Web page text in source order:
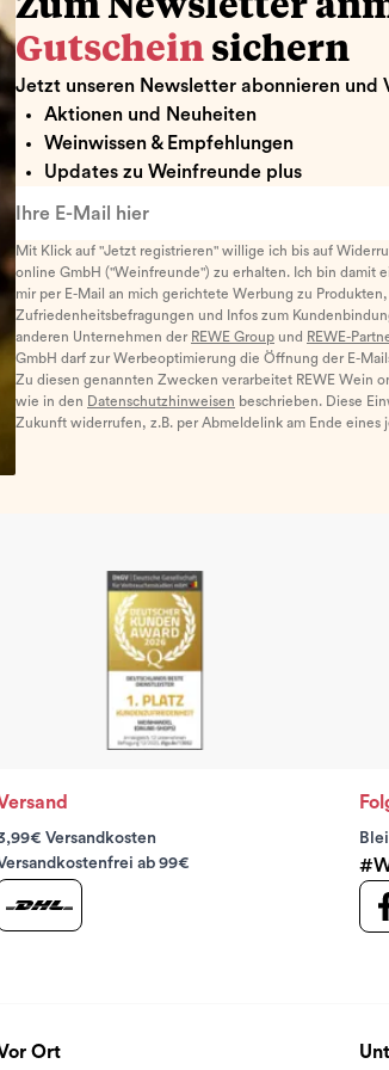
Zum Newsletter
Gutschein sichern
Jetzt unseren Newsletter abonnieren und
Aktionen und Neuheiten
Weinwissen & Empfehlungen
Updates zu Weinfreunde plus
Mit Klick auf "Jetzt registrieren" willige ich bis auf
online GmbH ("Weinfreunde") zu erhalten. Ich bin damit
mir per E-Mail an mich gerichtete Werbung zu
Zufriedenheitsbefragungen und Infos zum
anderen Unternehmen der REWE Group und REWE-
GmbH darf zur Werbeoptimierung die Öffnung der E-
Zu diesen genannten Zwecken verarbeitet REWE Wein
wie in den Datenschutzhinweisen beschrieben. Diese
Zukunft widerrufen, z.B. per Abmeldelink am Ende
Versandkosten
ab 99€
Ort